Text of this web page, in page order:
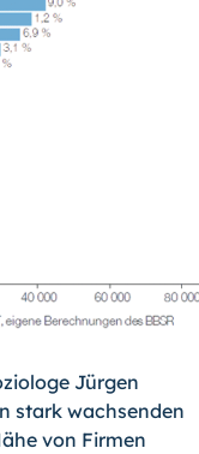
Jürgen
stark wachsenden
von Firmen